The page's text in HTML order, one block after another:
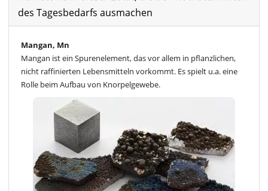
des Tagesbedarfs ausmachen
Mangan, Mn
Mangan ist ein Spurenelement, das vor allem in pflanzlichen,
nicht raffinierten Lebensmitteln vorkommt. Es spielt u.a. eine
Rolle beim Aufbau von Knorpelgewebe.